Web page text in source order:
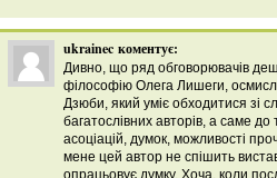
ukrainec коментує:
Дивно, що ряд обговорювачів
філософію Олега Лишеги,
Дзюби, який уміє обходитися зі
багатослівних авторів, а саме
асоціацій, думок, можливості
мене цей автор не спішить
опрацьовує думку. Хоча, коли